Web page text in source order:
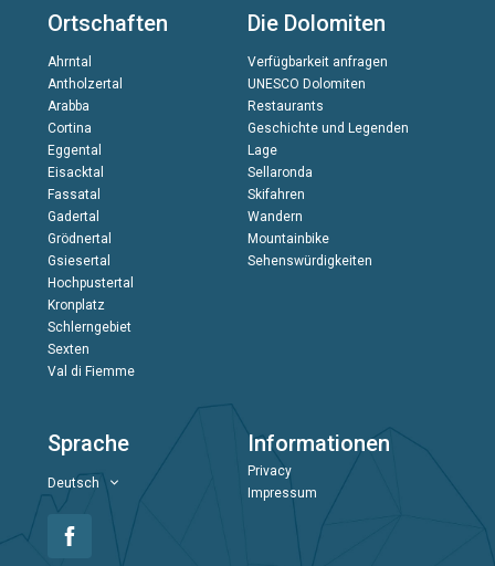
Ortschaften
Ahrntal
Antholzertal
Arabba
Cortina
Eggental
Eisacktal
Fassatal
Gadertal
Grödnertal
Gsiesertal
Hochpustertal
Kronplatz
Schlerngebiet
Sexten
Val di Fiemme
Die Dolomiten
Verfügbarkeit anfragen
UNESCO Dolomiten
Restaurants
Geschichte und Legenden
Lage
Sellaronda
Skifahren
Wandern
Mountainbike
Sehenswürdigkeiten
Sprache
Deutsch
Informationen
Privacy
Impressum